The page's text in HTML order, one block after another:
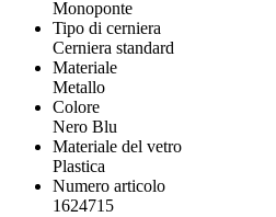
Monoponte
Tipo di cerniera
Cerniera standard
Materiale
Metallo
Colore
Nero Blu
Materiale del vetro
Plastica
Numero articolo
1624715